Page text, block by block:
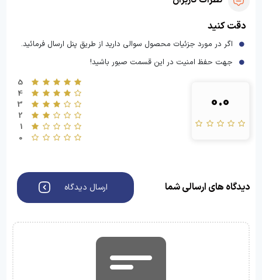
دقت کنید
اگر در مورد جزئیات محصول سوالی دارید از طریق پنل ارسال فرمائید.
جهت حفظ امنیت در این قسمت صبور باشید!
0.0
5
4
3
2
1
0
دیدگاه های ارسالی شما ارسال دیدگاه